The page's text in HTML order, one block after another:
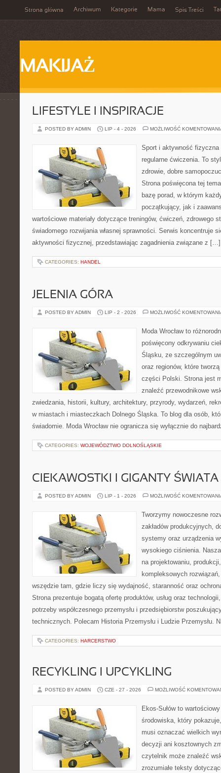
Strona główna Archiwum Kategorie Mama Spis Treści
MAKIJAŻ
LIFESTYLE I INSPIRACJE
POSTED BY ADMIN LIP - 4 - 2026 MOŻLIWOŚĆ
Sport i aktywność
regularne ćwiczenia. To
zdrowie, dobre
Strona poświęcona tej
bazę porad, w którym
początkujący, jak i
wartościowe materiały dotyczące treningów, ćwiczeń, zdrowego
świadomego rozwijania własnej sprawności. Serwis koncentruje
aktywności fizycznej, przedstawiając zagadnienia związane z […]
CATEGORIES: HANDEL
JELENIA GÓRA
POSTED BY ADMIN LIP - 2 - 2026 MOŻLIWOŚĆ
Moda Wrocław to
poświęcony odkrywaniu
Śląsku, ze szczególnym
oraz regionów, które
części Polski. Strona jest
znaleźć przewodnikowe
zwiedzania, historii, kultury, architektury, przyrody, wydarzeń,
w miastach i miasteczkach Dolnego Śląska. To blog dla osób,
świadomie. Moda Wrocław nie ogranicza się wyłącznie do
CATEGORIES: WOJEWÓDZTWO DOLNOŚLĄSKIE
CIEKAWOSTKI I GIGANTY ŚWIATA
POSTED BY ADMIN LIP - 1 - 2026 MOŻLIWOŚĆ
Tworzymy nowoczesne
zakładów produkcyjnych,
systemy oraz urządzenia
wysokiego ciśnienia.
na projektowaniu,
kompleksowych
wszędzie tam, gdzie liczy się wydajność, staranność oraz
Strona prezentuje bogatą ofertę produktów, usług oraz
potrzeby współczesnego przemysłu i przedsiębiorstw
technicznych. Polecam Historia Przemysłu i Ludzie Przemysłu.
CATEGORIES: HARCERSTWO
RECYKLING I UPCYKLING
POSTED BY ADMIN CZE - 27 - 2026 MOŻLIWOŚĆ
Ekos-Sułów to
środowiska, który
musi oznaczać wielkich
decyzji ani kosztownych
czytelnik może znaleźć
zrozumiałe teksty